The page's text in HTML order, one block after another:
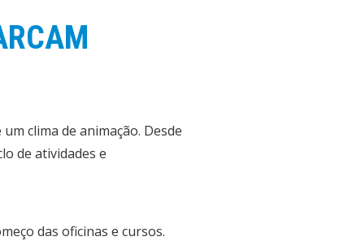
clima de animação. Desde
de atividades e
das oficinas e cursos.